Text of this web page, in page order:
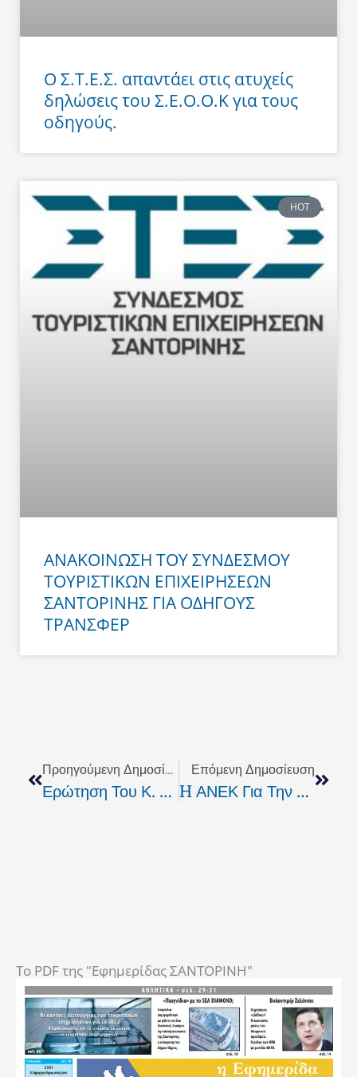
Ο Σ.Τ.Ε.Σ. απαντάει στις ατυχείς
δηλώσεις του Σ.Ε.Ο.Ο.Κ για τους
οδηγούς.
HOT
ΑΝΑΚΟΙΝΩΣΗ ΤΟΥ ΣΥΝΔΕΣΜΟΥ
ΤΟΥΡΙΣΤΙΚΩΝ ΕΠΙΧΕΙΡΗΣΕΩΝ
ΣΑΝΤΟΡΙΝΗΣ ΓΙΑ ΟΔΗΓΟΥΣ
ΤΡΑΝΣΦΕΡ
Προηγούμενη Δημοσίευση
Ερώτηση Του Κ. Λαμπίρη Σχετικά Με Την Αύξηση Της Φαρμακευτικής Δαπάνης
Επόμενη Δημοσίευση
H ΑΝΕΚ Για Την Συμμετοχή Του Δημάρχου Στο Δ.Σ. Της
To PDF της "Εφημερίδας ΣΑΝΤΟΡΙΝΗ"